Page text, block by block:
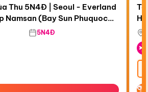
Airways
Thu 5N4Đ | Seoul - Everland
Namsan (Bay Sun Phuquoc
5N4Đ